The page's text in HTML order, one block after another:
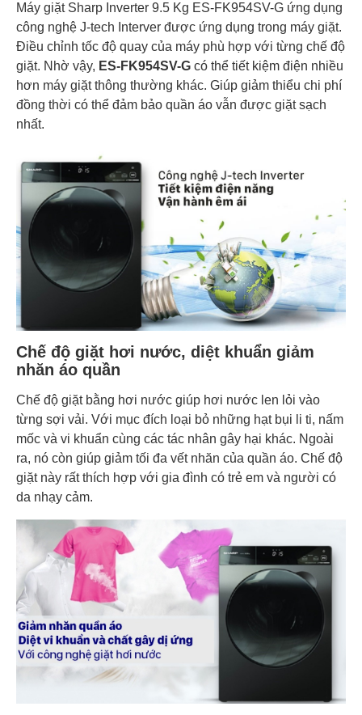
Máy giặt Sharp Inverter 9.5 Kg ES-FK954SV-G ứng dụng
công nghệ J-tech Interver được ứng dụng trong máy giặt.
Điều chỉnh tốc độ quay của máy phù hợp với từng chế độ
giặt. Nhờ vậy, ES-FK954SV-G có thể tiết kiệm điện nhiều
hơn máy giặt thông thường khác. Giúp giảm thiểu chi phí
đồng thời có thể đảm bảo quần áo vẫn được giặt sạch
nhất.
Chế độ giặt hơi nước, diệt khuẩn giảm
nhăn áo quần
Chế độ giặt bằng hơi nước giúp hơi nước len lỏi vào
từng sợi vải. Với mục đích loại bỏ những hạt bụi li ti, nấm
mốc và vi khuẩn cùng các tác nhân gây hại khác. Ngoài
ra, nó còn giúp giảm tối đa vết nhăn của quần áo. Chế độ
giặt này rất thích hợp với gia đình có trẻ em và người có
da nhạy cảm.